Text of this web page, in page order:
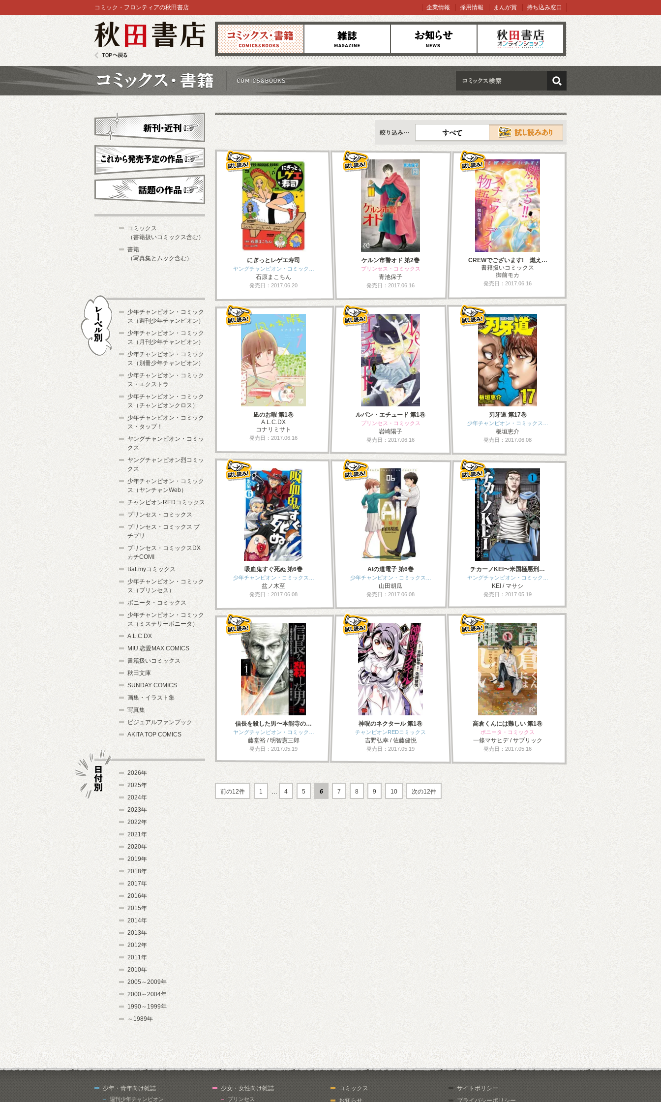
コミックス 雑誌 お知らせ オンラインショップ
コミック・フロンティアの秋田書店 企業情報 採用情報 まんが賞 持ち込み窓口
検索
新刊情報
すべて
にぎっとレゲエ寿司
ヤングチャンピオン・コミック…
石原まこちん
発売日：2017.06.20
ケルン市警オド 第2巻
プリンセス・コミックス
青池保子
発売日：2017.06.16
CREWでございます! 燃え…
書籍扱いコミックス
御前モカ
発売日：2017.06.16
凪のお暇 第1巻
A.L.C.DX
コナリミサト
発売日：2017.06.16
ルパン・エチュード 第1巻
プリンセス・コミックス
岩崎陽子
発売日：2017.06.16
刃牙道 第17巻
少年チャンピオン・コミックス…
板垣恵介
発売日：2017.06.08
吸血鬼すぐ死ぬ 第6巻
少年チャンピオン・コミックス…
盆ノ木至
発売日：2017.06.08
AIの遺電子 第6巻
少年チャンピオン・コミックス…
山田胡瓜
発売日：2017.06.08
チカーノKEI〜米国極悪刑…
ヤングチャンピオン・コミック…
KEI / マサシ
発売日：2017.05.19
信長を殺した男〜本能寺の…
ヤングチャンピオン・コミック…
藤堂裕 / 明智憲三郎
発売日：2017.05.19
神呪のネクタール 第1巻
チャンピオンREDコミックス
吉野弘幸 / 佐藤健悦
発売日：2017.05.19
高倉くんには難しい 第1巻
ボニータ・コミックス
一條マサヒデ / サブリック
発売日：2017.05.16
前の12件 1 … 4 5 6 7 8 9 10 次の12件
新刊・近刊
これから発売予定
コミックス
（書籍扱いコミックス含む）
書籍
（写真集とムック含む）
少年チャンピオン・コミック
ス（週刊少年チャンピオン）
少年チャンピオン・コミック
ス（月刊少年チャンピオン）
少年チャンピオン・コミック
ス（別冊少年チャンピオン）
少年チャンピオン・コミック
ス・エクストラ
少年チャンピオン・コミック
ス（チャンピオンクロス）
少年チャンピオン・コミック
ス・タップ！
ヤングチャンピオン・コミッ
クス
ヤングチャンピオン烈コミッ
クス
少年チャンピオン・コミック
ス（ヤンチャンWeb）
チャンピオンREDコミックス
プリンセス・コミックス
プリンセス・コミックス プ
チプリ
プリンセス・コミックスDX
カチCOMI
BaLmyコミックス
少年チャンピオン・コミック
ス（プリンセス）
ボニータ・コミックス
少年チャンピオン・コミック
ス（ミステリーボニータ）
A.L.C.DX
MIU 恋愛MAX COMICS
書籍扱いコミックス
秋田文庫
SUNDAY COMICS
画集・イラスト集
写真集
ビジュアルファンブック
AKITA TOP COMICS
2026年
2025年
2024年
2023年
2022年
2021年
2020年
2019年
2018年
2017年
2016年
2015年
2014年
2013年
2012年
2011年
2010年
2005～2009年
2000～2004年
1990～1999年
～1989年
少年・青年向け雑誌
週刊少年チャンピオン
少女・女性向け雑誌
プリンセス
コミックス
お知らせ
サイトポリシー
プライバシーポリシー